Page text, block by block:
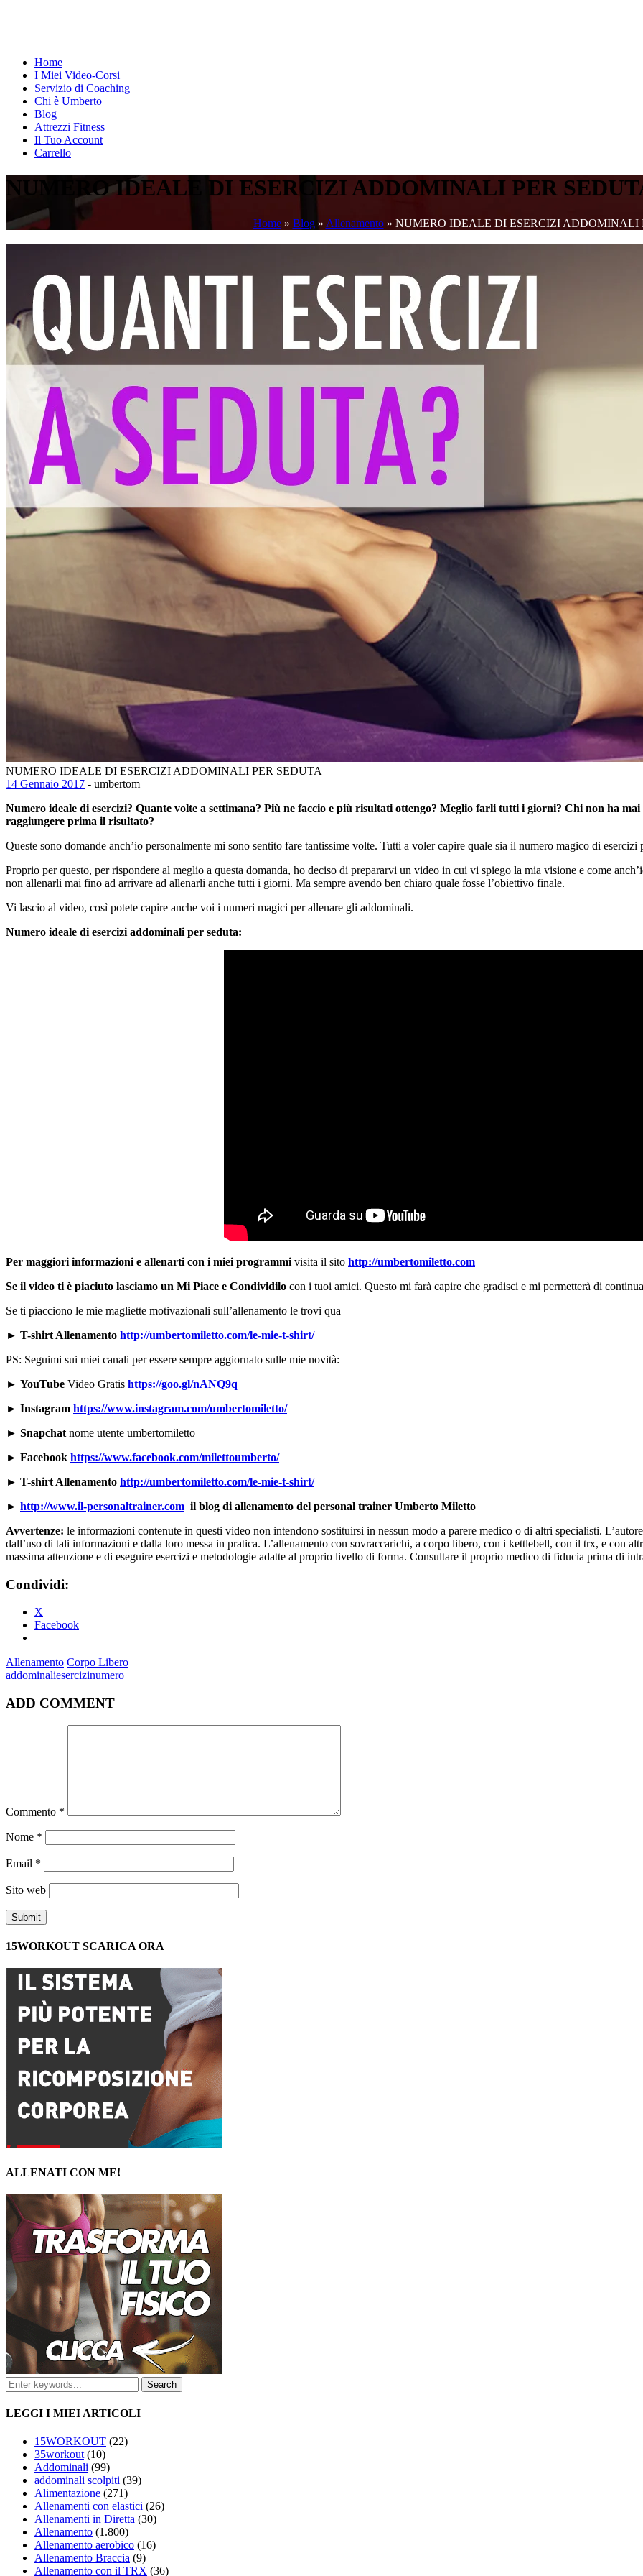
Home
I Miei Video-Corsi
Servizio di Coaching
Chi è Umberto
Blog
Attrezzi Fitness
Il Tuo Account
Carrello
NUMERO IDEALE DI ESERCIZI ADDOMINALI PER
Home» Blog» Allenamento» NUMERO IDEALE DI ESERCIZI ADDOMINALI
NUMERO IDEALE DI ESERCIZI ADDOMINALI PER SEDUTA
14 Gennaio 2017 - umbertom
Numero ideale di esercizi? Quante volte a settimana? Più ne faccio e più risultati ottengo? Meglio farli tutti i giorni? Chi non ha
raggiungere prima il risultato?
Queste sono domande anch’io personalmente mi sono sentito fare tantissime volte. Tutti a voler capire quale sia il numero magico di esercizi
Proprio per questo, per rispondere al meglio a questa domanda, ho deciso di prepararvi un video in cui vi spiego la mia visione e come
non allenarli mai fino ad arrivare ad allenarli anche tutti i giorni. Ma sempre avendo ben chiaro quale fosse l’obiettivo finale.
Vi lascio al video, così potete capire anche voi i numeri magici per allenare gli addominali.
Numero ideale di esercizi addominali per seduta:
Per maggiori informazioni e allenarti con i miei programmi visita il sito http://umbertomiletto.com
Se il video ti è piaciuto lasciamo un Mi Piace e Condividilo con i tuoi amici. Questo mi farà capire che gradisci e mi permetterà di
Se ti piacciono le mie magliette motivazionali sull’allenamento le trovi qua
► T-shirt Allenamento http://umbertomiletto.com/le-mie-t-shirt/
PS: Seguimi sui miei canali per essere sempre aggiornato sulle mie novità:
► YouTube Video Gratis https://goo.gl/nANQ9q
► Instagram https://www.instagram.com/umbertomiletto/
► Snapchat nome utente umbertomiletto
► Facebook https://www.facebook.com/milettoumberto/
► T-shirt Allenamento http://umbertomiletto.com/le-mie-t-shirt/
► http://www.il-personaltrainer.com il blog di allenamento del personal trainer Umberto Miletto
Avvertenze: le informazioni contenute in questi video non intendono sostituirsi in nessun modo a parere medico o di altri specialisti.
dall’uso di tali informazioni e dalla loro messa in pratica. L’allenamento con sovraccarichi, a corpo libero, con i kettlebell, con il trx, e con
massima attenzione e di eseguire esercizi e metodologie adatte al proprio livello di forma. Consultare il proprio medico di fiducia prima di
Condividi:
X
Facebook
Allenamento Corpo Libero
addominaliesercizinumero
ADD COMMENT
Commento *
Nome *
Email *
Sito web
15WORKOUT SCARICA ORA
ALLENATI CON ME!
LEGGI I MIEI ARTICOLI
15WORKOUT (22)
35workout (10)
Addominali (99)
addominali scolpiti (39)
Alimentazione (271)
Allenamenti con elastici (26)
Allenamenti in Diretta (30)
Allenamento (1.800)
Allenamento aerobico (16)
Allenamento Braccia (9)
Allenamento con il TRX (36)